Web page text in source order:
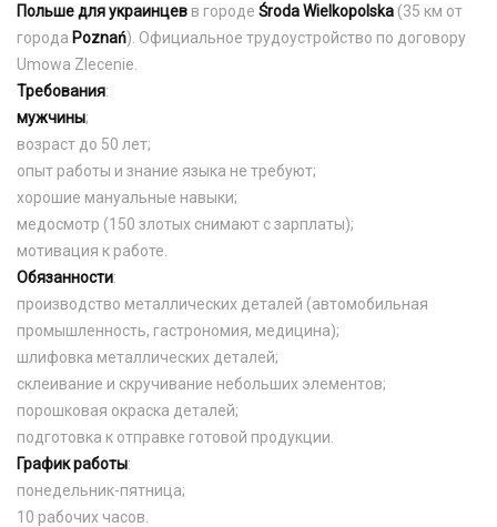
Польше для украинцев в городе Środa Wielkopolska (35 км от
города Poznań). Официальное трудоустройство по договору
Umowa Zlecenie.
Требования:
мужчины;
возраст до 50 лет;
опыт работы и знание языка не требуют;
хорошие мануальные навыки;
медосмотр (150 злотых снимают с зарплаты);
мотивация к работе.
Обязанности:
производство металлических деталей (автомобильная
промышленность, гастрономия, медицина);
шлифовка металлических деталей;
склеивание и скручивание небольших элементов;
порошковая окраска деталей;
подготовка к отправке готовой продукции.
График работы:
понедельник-пятница;
10 рабочих часов.